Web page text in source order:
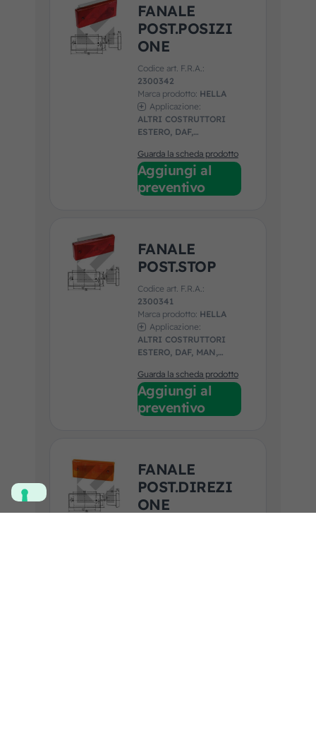
FANALE
POST.POSIZI
ONE
Codice art. F.R.A.:
2300342
Marca prodotto: HELLA
Applicazione:
ALTRI COSTRUTTORI
ESTERO, DAF,
VDL, VOLVO
Guarda la scheda prodotto
Aggiungi al
preventivo
FANALE
POST.STOP
Codice art. F.R.A.:
2300341
Marca prodotto: HELLA
Applicazione:
ALTRI COSTRUTTORI
ESTERO, DAF, MAN,
VDL, VOLVO
Guarda la scheda prodotto
Aggiungi al
preventivo
FANALE
POST.DIREZI
ONE